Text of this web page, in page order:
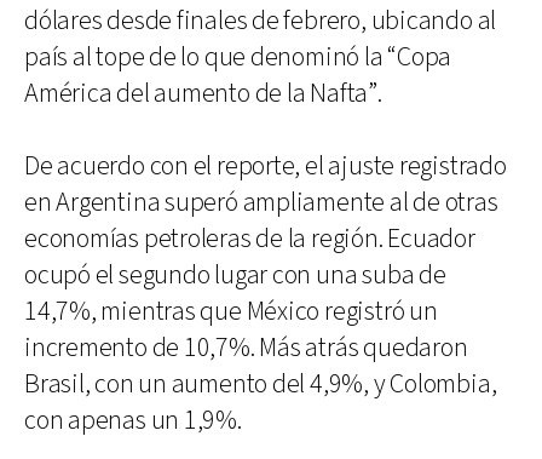
dólares desde finales de febrero, ubicando al
país al tope de lo que denominó la “Copa
América del aumento de la Nafta”.
De acuerdo con el reporte, el ajuste registrado
en Argentina superó ampliamente al de otras
economías petroleras de la región. Ecuador
ocupó el segundo lugar con una suba de
14,7%, mientras que México registró un
incremento de 10,7%. Más atrás quedaron
Brasil, con un aumento del 4,9%, y Colombia,
con apenas un 1,9%.